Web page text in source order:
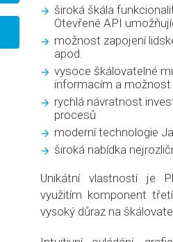
široká škála
Otevřené API
možnost zapojení
apod.
vysoce škálovatelné
informacím a možnost
rychlá návratnost
procesů
moderní technologie
široká nabídka
Unikátní vlastností je
využitím komponent
vysoký důraz na